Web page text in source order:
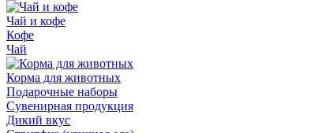
Чай и кофе
Кофе
Чай
Корма для животных
Подарочные наборы
Сувенирная продукция
Дикий вкус